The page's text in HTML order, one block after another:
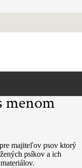
menom
majiteľov psov ktorý
psíkov a ich